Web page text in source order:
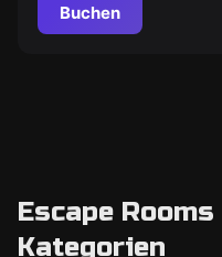
Buchen
Escape
Kategorien